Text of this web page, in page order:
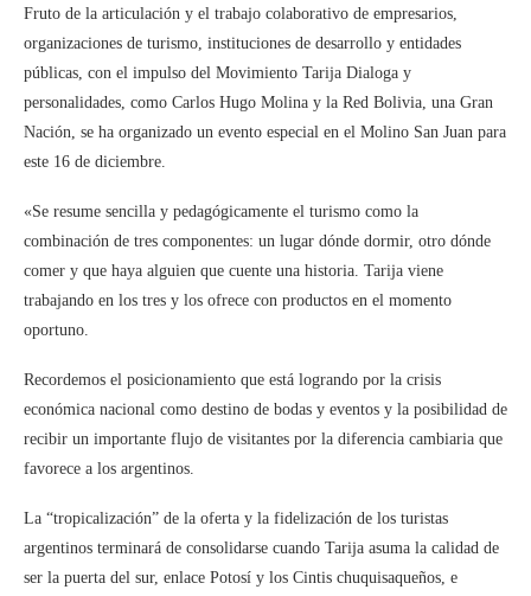
Fruto de la articulación y el trabajo colaborativo de empresarios,
organizaciones de turismo, instituciones de desarrollo y entidades
públicas, con el impulso del Movimiento Tarija Dialoga y
personalidades, como Carlos Hugo Molina y la Red Bolivia, una Gran
Nación, se ha organizado un evento especial en el Molino San Juan para
este 16 de diciembre.
«Se resume sencilla y pedagógicamente el turismo como la
combinación de tres componentes: un lugar dónde dormir, otro dónde
comer y que haya alguien que cuente una historia. Tarija viene
trabajando en los tres y los ofrece con productos en el momento
oportuno.
Recordemos el posicionamiento que está logrando por la crisis
económica nacional como destino de bodas y eventos y la posibilidad de
recibir un importante flujo de visitantes por la diferencia cambiaria que
favorece a los argentinos.
La “tropicalización” de la oferta y la fidelización de los turistas
argentinos terminará de consolidarse cuando Tarija asuma la calidad de
ser la puerta del sur, enlace Potosí y los Cintis chuquisaqueños, e